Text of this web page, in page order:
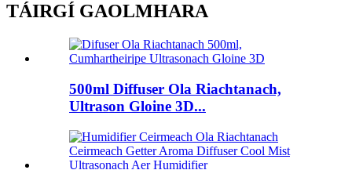
TÁIRGÍ GAOLMHARA
500ml Diffuser Ola Riachtanach,
Ultrason Gloine 3D...